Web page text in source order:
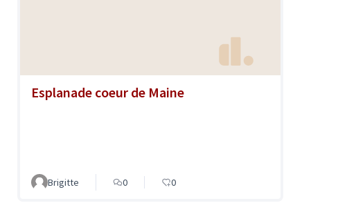
Esplanade coeur de Maine
Brigitte 0 0